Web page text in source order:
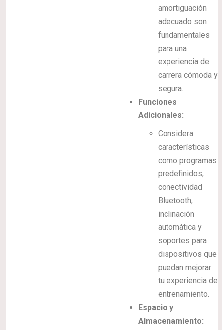
amortiguación
adecuado son
fundamentales
para una
experiencia de
carrera cómoda y
segura.
Funciones
Adicionales:
Considera
características
como programas
predefinidos,
conectividad
Bluetooth,
inclinación
automática y
soportes para
dispositivos que
puedan mejorar
tu experiencia de
entrenamiento.
Espacio y
Almacenamiento: